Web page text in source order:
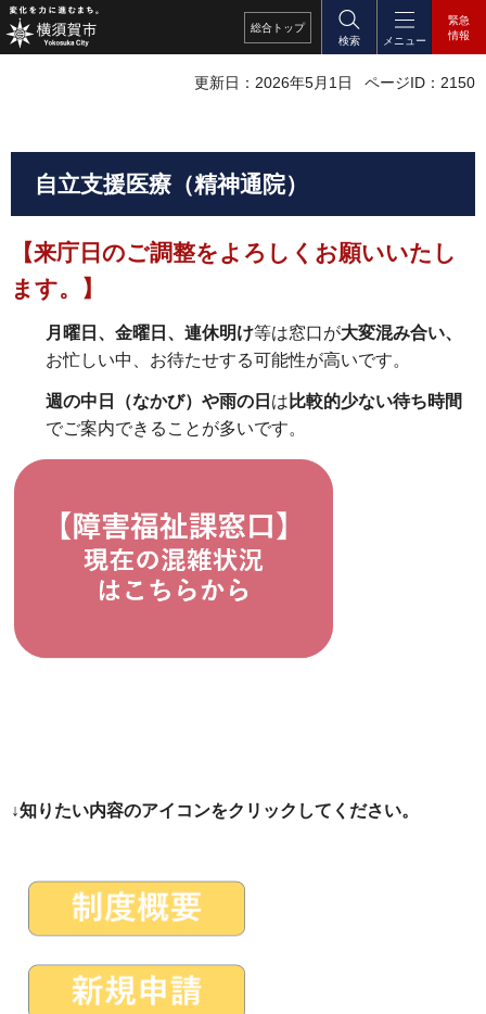
総合 トップ
検索
メニュー
緊急
情報
更新日：2026年5月1日 ページID：2150
自立支援医療（精神通院）
【来庁日のご調整をよろしくお願いいたし
ます。】
月曜日、金曜日、連休明け等は窓口が大変混み合い、
お忙しい中、お待たせする可能性が高いです。
週の中日（なかび）や雨の日 は 比較的少ない待ち時間
でご案内できることが多いです。
↓知りたい内容のアイコンをクリックしてください。